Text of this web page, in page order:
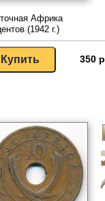
Африка
(1942 г.)
350